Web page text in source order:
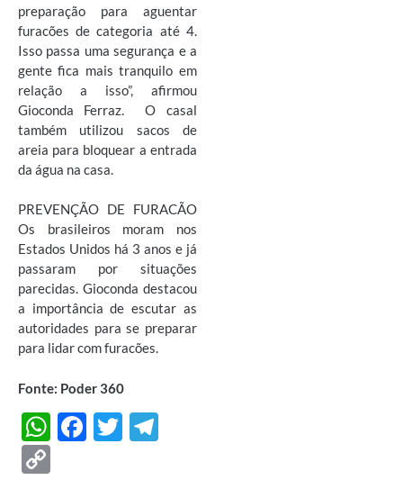
preparação para aguentar
furacões de categoria até 4.
Isso passa uma segurança e a
gente fica mais tranquilo em
relação a isso”, afirmou
Gioconda Ferraz. O casal
também utilizou sacos de
areia para bloquear a entrada
da água na casa.
PREVENÇÃO DE FURACÃO
Os brasileiros moram nos
Estados Unidos há 3 anos e já
passaram por situações
parecidas. Gioconda destacou
a importância de escutar as
autoridades para se preparar
para lidar com furacões.
Fonte: Poder 360
W F
T